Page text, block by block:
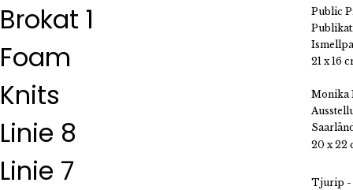
Brokat 1
Foam
Knits
Linie 8
Linie 7
Public
21 x 16
Monika
20 x 22
Tjurip -